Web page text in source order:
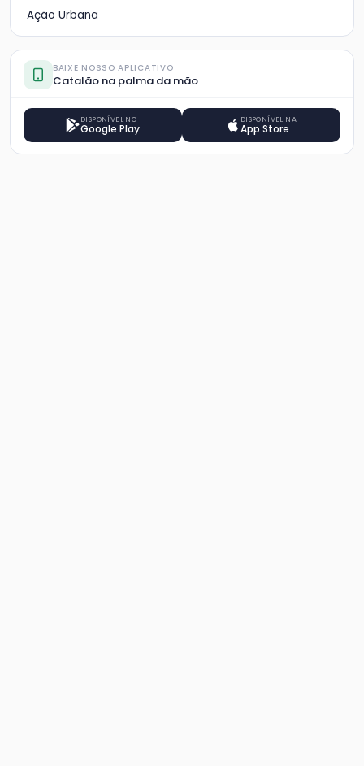
Ação Urbana
BAIXE NOSSO APLICATIVO
Catalão na palma da mão
DISPONÍVEL NO
Google Play
DISPONÍVEL NA
App Store